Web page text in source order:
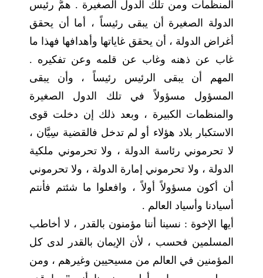
المنظمات ومن تلك الدول الصغيرة . همُّ رئيس
الدولة الصغيرة أن يبقى رئيساً ، أما أن يحقق
أغراض الدولة ، أن يحقق غاياتها وأهدافها فهذا ما
غاب عن ذهنه وغاب عن قلمه وعن تفكيره .
المهم أن يبقى الرئيس رئيساً ، وأن يبقى
المسؤول مسؤولاً في تلك الدول الصغيرة
والمنظمات الكبيرة ، وبعد ذلك إن دخلت قوى
الاستكبار بلاد هؤلاء أو لم تدخل فالقضية سِيَّان ،
لا تحرموني رئاسة الدولة ، ولا تحرموني ملكية
الدولة ، ولا تحرموني إمارة الدولة ، ولا تحرموني
أن أكون مسؤولاً أولاً ، وافعلوا ما شئتم فأنتم
أسيادنا وأسياد العالم .
أيها الإخوة : نسينا أننا مؤمنون بالقدر ، لا أخاطب
المسلمين فحسب ، لأن الإيمان بالقدر لدى كل
المؤمنين في العالم من مسيحيين وغيرهم ، ومن